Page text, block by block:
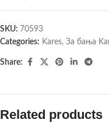
SKU: 70593
Categories: Kares, За бања
Share:
Related products